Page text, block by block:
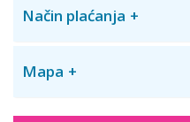
Način plaćanja
Mapa